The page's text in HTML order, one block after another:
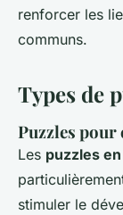
renforcer les
communs.
Types de
Puzzles pour
Les puzzles
stimuler le